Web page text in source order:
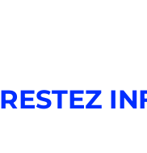
RESTEZ